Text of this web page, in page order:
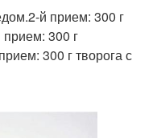
й прием: 300 г
300 г
300 г творога с